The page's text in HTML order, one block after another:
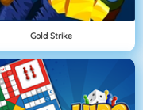
Gold Strike